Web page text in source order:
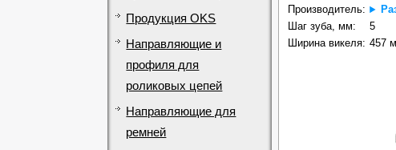
Продукция OKS
Направляющие и
профиля для
роликовых цепей
Направляющие для
ремней
Производитель:
Шаг зуба, мм:
5
Ширина викеля: 457